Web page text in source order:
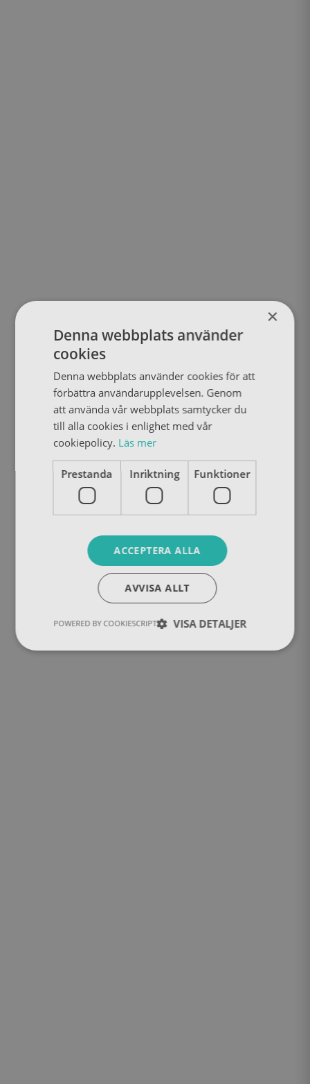
×
Denna webbplats använder
cookies
Denna webbplats använder cookies för att
förbättra användarupplevelsen. Genom
att använda vår webbplats samtycker du
till alla cookies i enlighet med vår
cookiepolicy. Läs mer
Prestanda Inriktning Funktioner
ACCEPTERA ALLA
AVVISA ALLT
VISA DETALJER
POWERED BY COOKIESCRIPT